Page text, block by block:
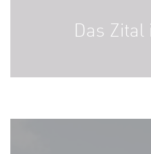
Das Zital